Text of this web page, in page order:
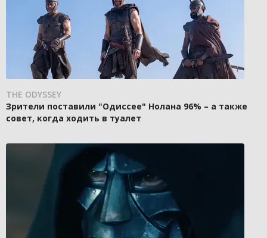
THE ODYSSEY
Зрители поставили "Одиссее" Нолана 96% – а также
совет, когда ходить в туалет